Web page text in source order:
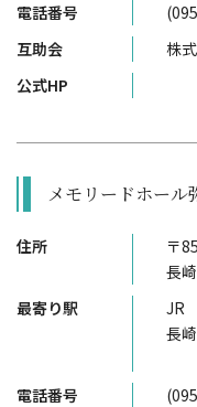
電話番号
互助会
株
公式HP
メモリードホール
住所
〒
長
最寄り駅
JR
長
電話番号